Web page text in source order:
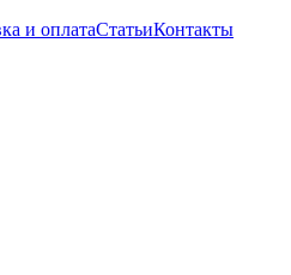
и оплатаСтатьиКонтакты